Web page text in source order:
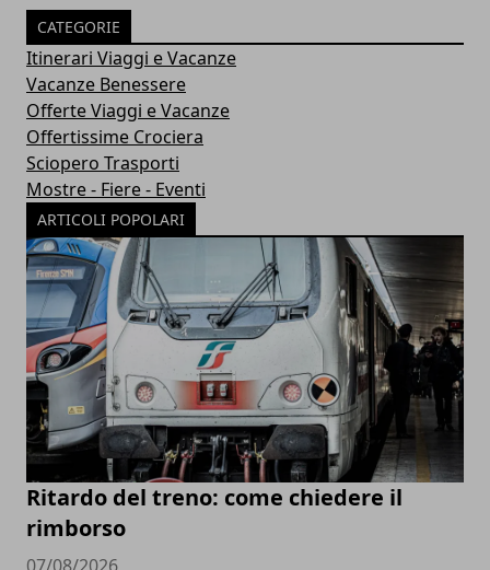
CATEGORIE
Itinerari Viaggi e Vacanze
Vacanze Benessere
Offerte Viaggi e Vacanze
Offertissime Crociera
Sciopero Trasporti
Mostre - Fiere - Eventi
ARTICOLI POPOLARI
Ritardo del treno: come chiedere il
rimborso